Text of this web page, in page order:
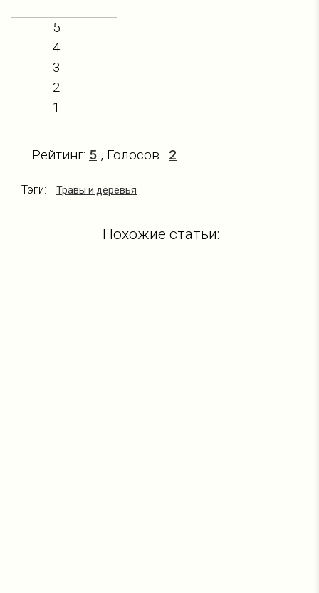
5
4
3
2
1
Рейтинг: 5 , Голосов : 2
Тэги: Травы и деревья
Похожие статьи: